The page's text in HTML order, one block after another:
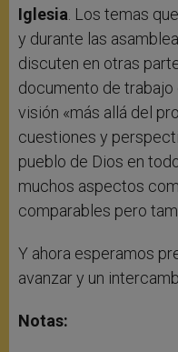
Iglesia . Los temas
y durante las
discuten en otras
documento de
visión «más allá del
cuestiones y
pueblo de Dios en
muchos aspectos
comparables pero
Y ahora esperamos
avanzar y un
Notas: